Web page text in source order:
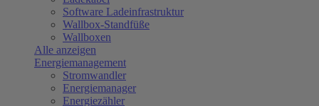
Software Ladeinfrastruktur
Wallbox-Standfüße
Wallboxen
Alle anzeigen
Energiemanagement
Stromwandler
Energiemanager
Energiezähler